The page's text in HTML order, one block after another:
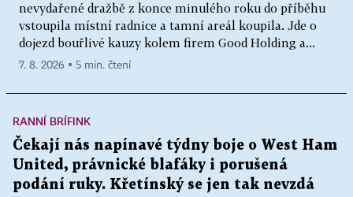
nevydařené dražbě z konce minulého roku do příběhu
vstoupila místní radnice a tamní areál koupila. Jde o
dojezd bouřlivé kauzy kolem firem Good Holding a...
7. 8. 2026 ▪ 5 min. čtení
RANNÍ BRÍFINK
Čekají nás napínavé týdny boje o West Ham
United, právnické blafáky i porušená
podání ruky. Křetínský se jen tak nevzdá